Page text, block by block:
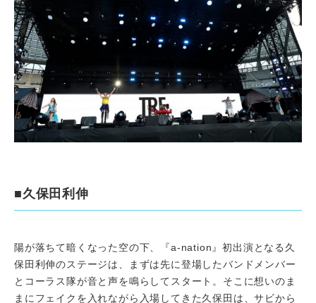
■久保田利伸
陽が落ちて暗くなった空の下、『a-nation』初出演となる久
保田利伸のステージは、まずは先に登場したバンドメンバー
とコーラス隊が音と声を鳴らしてスタート。そこに想いのま
まにフェイクを入れながら入場してきた久保田は、サビから